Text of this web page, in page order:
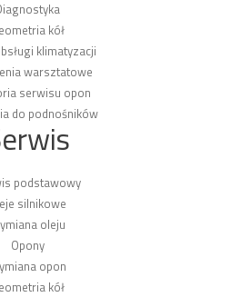
kół
klimatyzacji
warsztatowe
serwisu opon
do podnośników
podstawowy
silnikowe
oleju
Opony
opon
kół